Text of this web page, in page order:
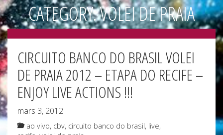
CATEGORY: VOLEI DE PRAIA
CIRCUITO BANCO DO BRASIL VOLEI
DE PRAIA 2012 – ETAPA DO RECIFE –
ENJOY LIVE ACTIONS !!!
mars 3, 2012
ao vivo, cbv, circuito banco do brasil, live,